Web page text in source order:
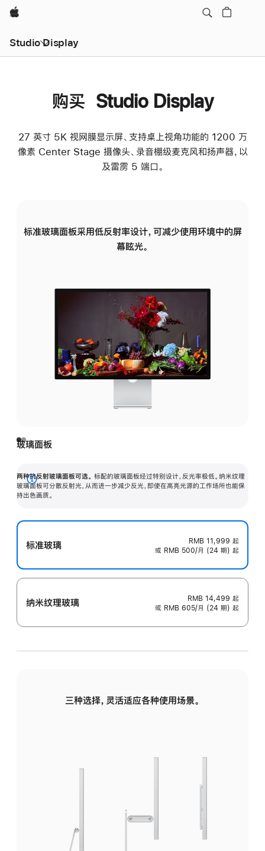
Apple
Studio Display
购买 Studio Display
27 英寸 5K 视网膜显示屏、支持桌上视角功能的 1200 万
像素 Center Stage 摄像头、录音棚级麦克风和扬声器，以
及雷雳 5 端口。
标准玻璃面板采用低反射率设计，可减少使用环境中的屏
幕眩光。
玻璃面板
两种抗反射玻璃面板可选。 标配的玻璃面板经过特别设计，反光率极低。纳米纹理
玻璃面板可分散反射光，从而进一步减少反光，即使在高亮光源的工作场所也能保
持出色画质。
展
开
标准玻璃 RMB 11,999 起
或 RMB 500/月 (24 期) 起
纳米纹理玻璃 RMB 14,499 起
或 RMB 605/月 (24 期) 起
三种选择，灵活适应各种使用场景。